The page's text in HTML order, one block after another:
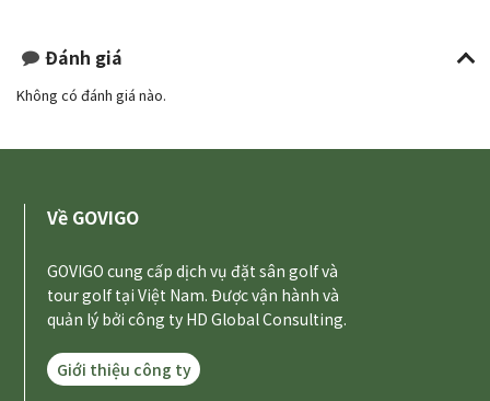
Đánh giá
Không có đánh giá nào.
Về GOVIGO
GOVIGO cung cấp dịch vụ đặt sân golf và
tour golf tại Việt Nam. Được vận hành và
quản lý bởi công ty HD Global Consulting.
Giới thiệu công ty